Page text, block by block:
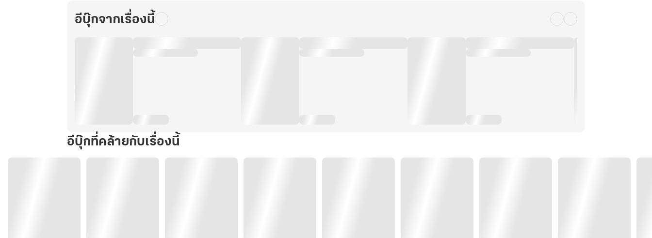
เล่ม
อีบุ๊กจากเรื่องนี้
อีบุ๊กที่คล้ายกับเรื่องนี้